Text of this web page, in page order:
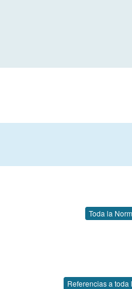
Toda la
Referencias a toda